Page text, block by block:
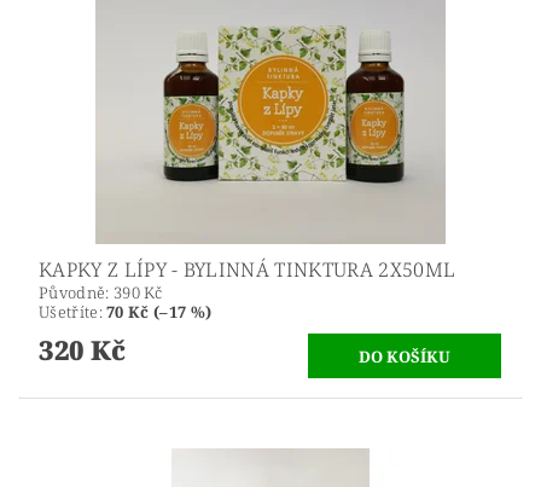
KAPKY Z LÍPY - BYLINNÁ TINKTURA 2X50ML
Původně: 390 Kč
Ušetříte:70 Kč (–17 %)
320 Kč